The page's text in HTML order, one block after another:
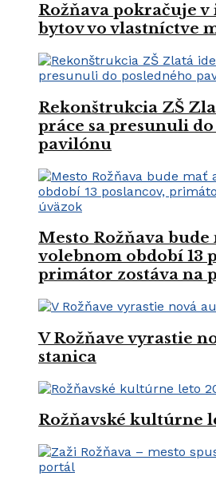
Rožňava pokračuje
bytov vo vlastníctve
Rekonštrukcia ZŠ
práce sa presunuli
pavilónu
Mesto Rožňava bude
volebnom období 13
primátor zostáva na
V Rožňave vyrastie
stanica
Rožňavské kultúrne